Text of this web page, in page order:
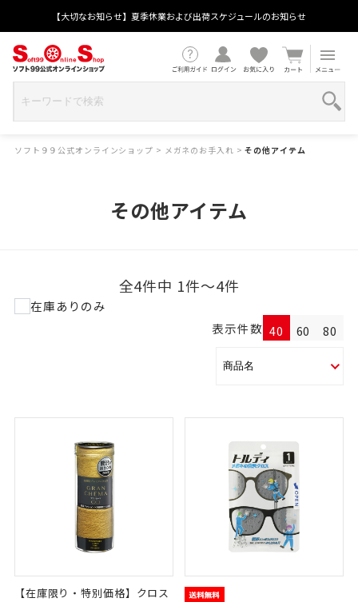
【大切なお知らせ】夏季休業および出荷スケジュールのお知らせ
ソフト９９公式オンラインショップ > メガネのお手入れ > その他アイテム
その他アイテム
全4件中 1件～4件
在庫ありのみ
表示件数 40 60 80
【在庫限り・特別価格】クロス